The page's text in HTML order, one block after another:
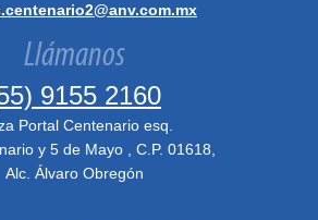
Llámanos
9155 2160
Portal Centenario esq.
y 5 de Mayo , C.P. 01618,
Alc. Álvaro Obregón